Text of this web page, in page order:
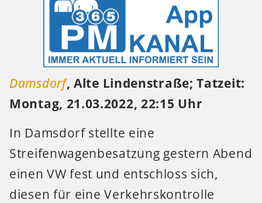
Damsdorf, Alte Lindenstraße;Tatzeit:
Montag, 21.03.2022, 22:15 Uhr
In Damsdorf stellte eine
Streifenwagenbesatzung gestern Abend
einen VW fest und entschloss sich,
diesen für eine Verkehrskontrolle